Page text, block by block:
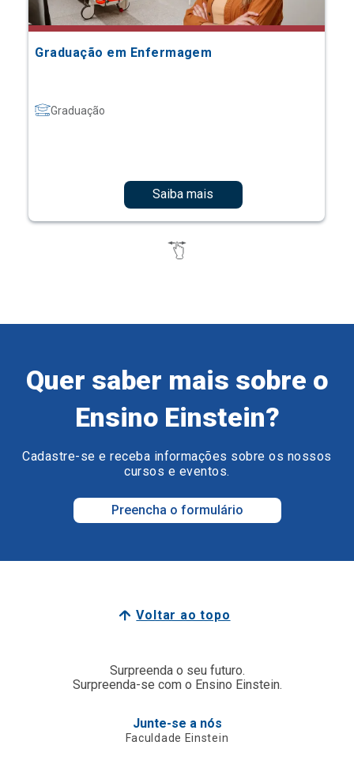
Graduação em Enfermagem
Graduação
Saiba mais
Quer saber mais sobre o
Ensino Einstein?
Cadastre-se e receba informações sobre os nossos
cursos e eventos.
Preencha o formulário
Voltar ao topo
Surpreenda o seu futuro.
Surpreenda-se com o Ensino Einstein.
Junte-se a nós
Faculdade Einstein